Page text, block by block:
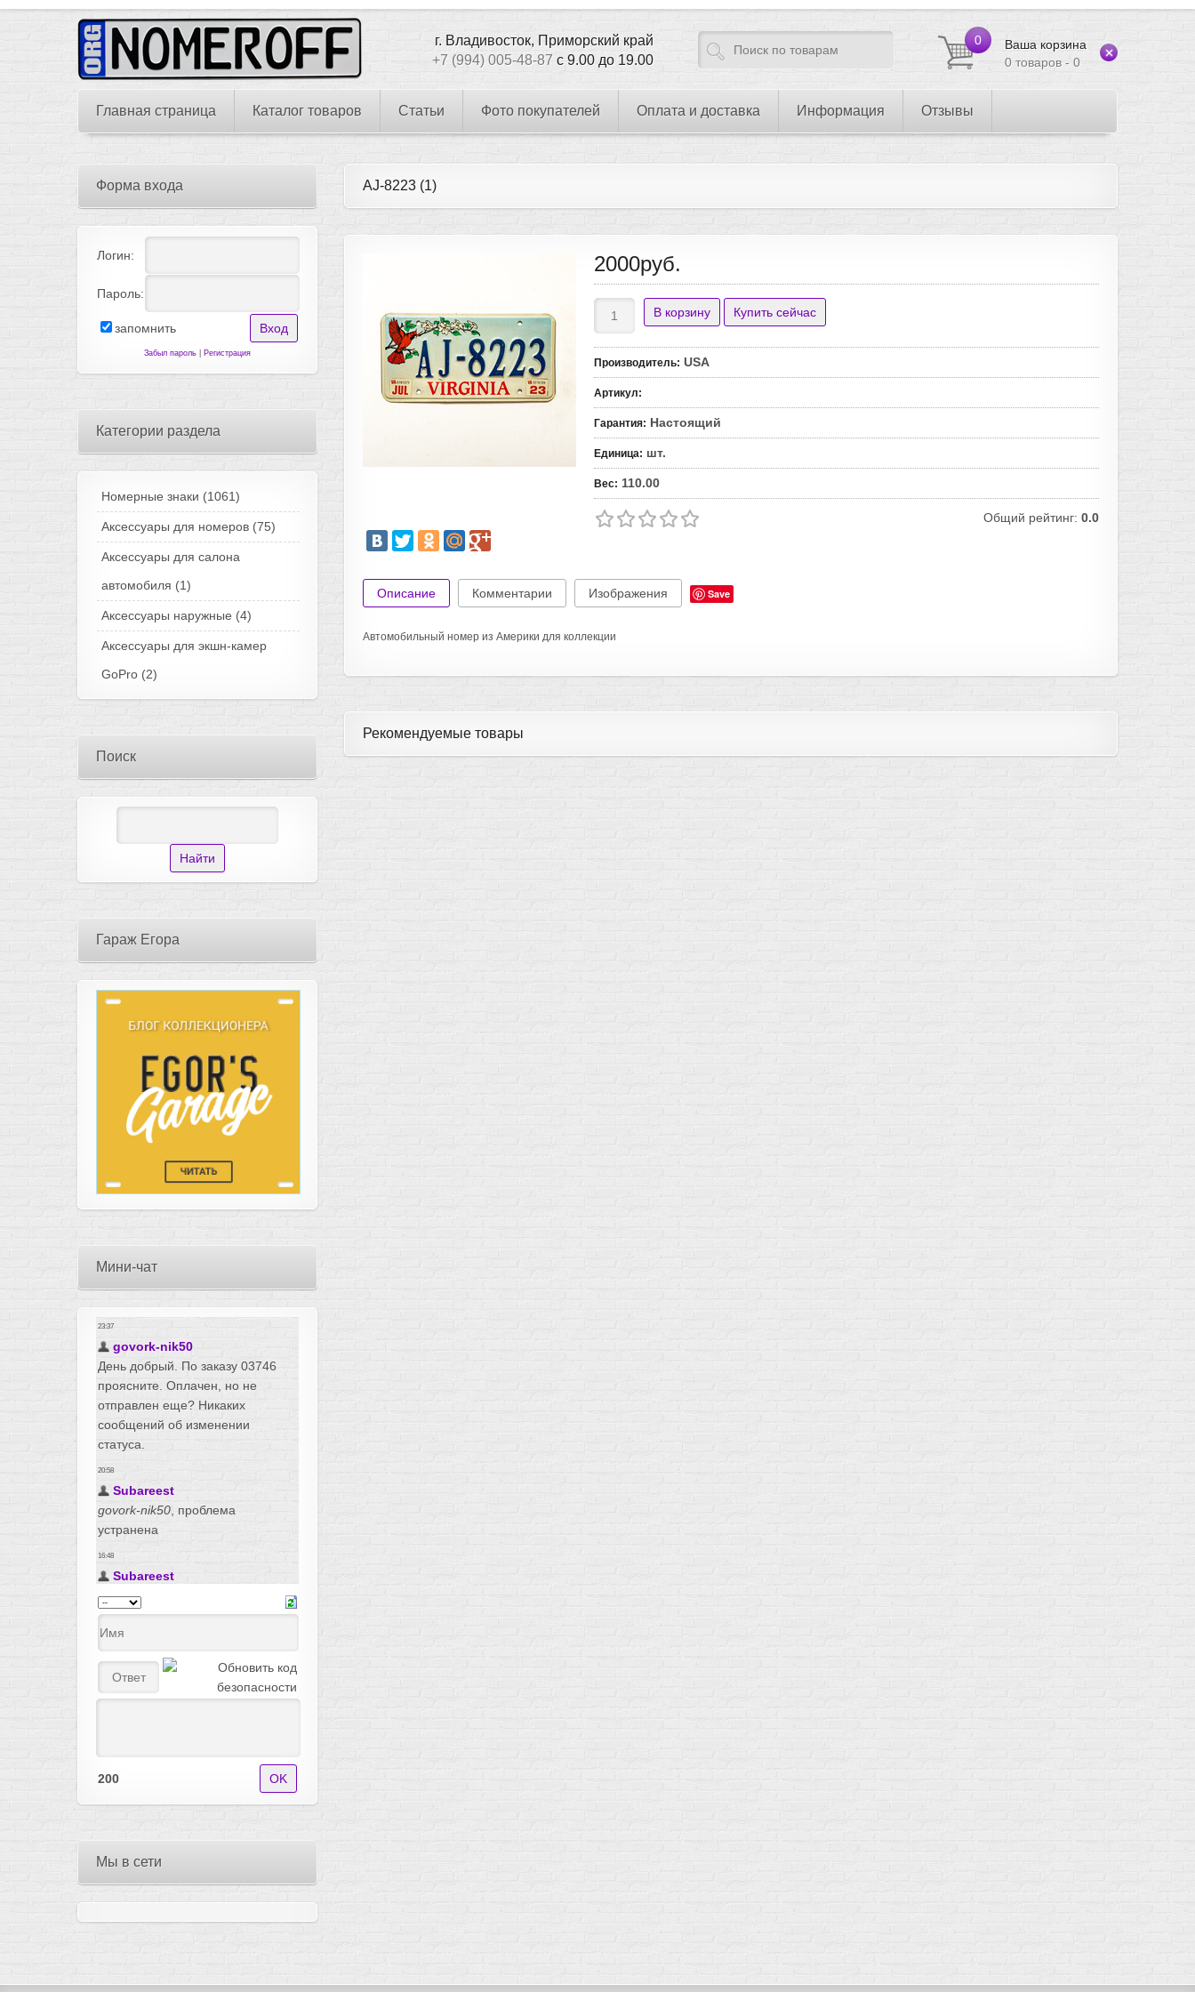
0
Ваша корзина
0 товаров - 0
г. Владивосток, Приморский край
+7 (994) 005-48-87 с 9.00 до 19.00
Главная страница Каталог товаров Статьи Фото покупателей Оплата и доставка Информация Отзывы
AJ-8223 (1)
2000руб.
Производитель: USA
Артикул:
Гарантия: Настоящий
Единица: шт.
Вес: 110.00
Общий рейтинг: 0.0
Описание Комментарии Изображения Save
Автомобильный номер из Америки для коллекции
Рекомендуемые товары
Форма входа
Логин:
Пароль:
запомнить
Забыл пароль Регистрация
Категории раздела
Номерные знаки (1061)
Аксессуары для номеров (75)
Аксессуары для салона
автомобиля (1)
Аксессуары наружные (4)
Аксессуары для экшн-камер
GoPro (2)
Поиск
Гараж Егора
Мини-чат
200
Мы в сети